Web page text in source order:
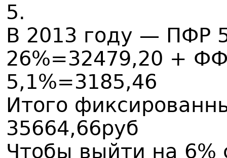
5.
В 2013 году — ПФР
26%=32479,20 +
5,1%=3185,46
Итого
35664,66руб
Чтобы выйти на 6%